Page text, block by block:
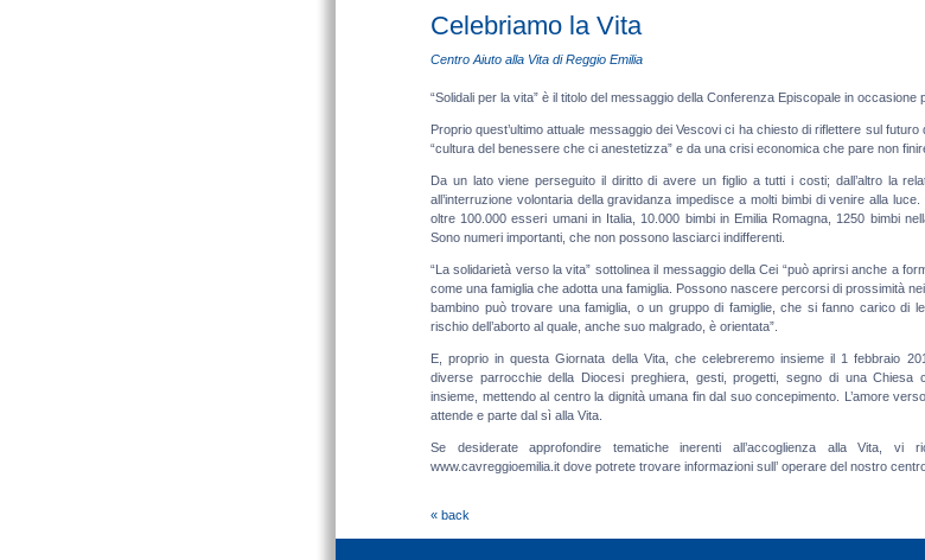
Celebriamo la Vita
Centro Aiuto alla Vita di Reggio Emilia
“Solidali per la vita” è il titolo del messaggio della Conferenza Episcopale in occasione
Proprio quest’ultimo attuale messaggio dei Vescovi ci ha chiesto di riflettere sul
“cultura del benessere che ci anestetizza” e da una crisi economica che pare non
Da un lato viene perseguito il diritto di avere un figlio a tutti i costi; dall’altro la
all’interruzione volontaria della gravidanza impedisce a molti bimbi di venire alla
oltre 100.000 esseri umani in Italia, 10.000 bimbi in Emilia Romagna, 1250 bimbi
Sono numeri importanti, che non possono lasciarci indifferenti.
“La solidarietà verso la vita” sottolinea il messaggio della Cei “può aprirsi anche a
come una famiglia che adotta una famiglia. Possono nascere percorsi di prossimità
bambino può trovare una famiglia, o un gruppo di famiglie, che si fanno carico di
rischio dell’aborto al quale, anche suo malgrado, è orientata”.
E, proprio in questa Giornata della Vita, che celebreremo insieme il 1 febbraio
diverse parrocchie della Diocesi preghiera, gesti, progetti, segno di una Chiesa
insieme, mettendo al centro la dignità umana fin dal suo concepimento. L’amore
attende e parte dal sì alla Vita.
Se desiderate approfondire tematiche inerenti all’accoglienza alla Vita, vi
www.cavreggioemilia.it dove potrete trovare informazioni sull’ operare del nostro
« back